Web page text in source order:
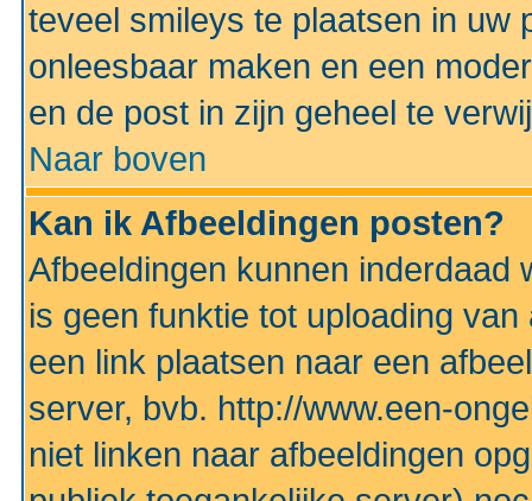
teveel smileys te plaatsen in uw
onleesbaar maken en een
en de post in zijn geheel te
Naar boven
Kan ik Afbeeldingen posten?
Afbeeldingen kunnen inderdaad
is geen funktie tot uploading
een link plaatsen naar een
server, bvb. http://www.een-
niet linken naar afbeeldingen